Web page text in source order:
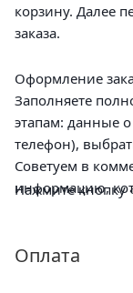
корзину. Далее
заказа.
Оформление
Заполняете
этапам: данные
телефон),
Советуем в
информацию,
Нажмите кнопку
Оплата